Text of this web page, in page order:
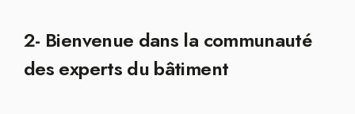
2- Bienvenue dans la communauté
des experts du bâtiment